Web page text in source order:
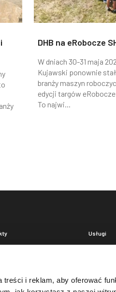
i reklam, aby oferować
DHB na eRobocze
W dniach 30-31 maja
Kujawski ponownie
branży maszyn
edycji targów eRobocze
To najwi...
obrotowe
koparek
Usługi